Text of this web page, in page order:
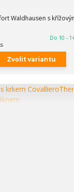
Waldhausen s
Do 10 -
Zvolit variantu